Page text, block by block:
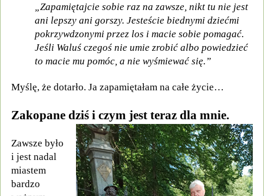
„Zapamiętajcie sobie raz na zawsze, nikt tu nie jest
ani lepszy ani gorszy. Jesteście biednymi dziećmi
pokrzywdzonymi przez los i macie sobie pomagać.
Jeśli Waluś czegoś nie umie zrobić albo powiedzieć
to macie mu pomóc, a nie wyśmiewać się.”
Myślę, że dotarło. Ja zapamiętałam na całe życie…
Zakopane dziś i czym jest teraz dla mnie.
Zawsze było
i jest nadal
miastem
bardzo